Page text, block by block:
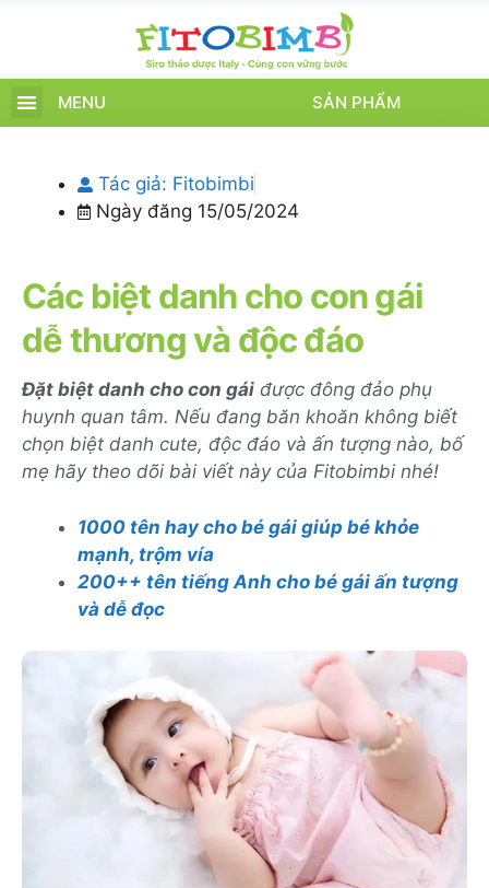
MENU SẢN PHẨM
Tác giả: Fitobimbi
Ngày đăng 15/05/2024
Các biệt danh cho con gái
dễ thương và độc đáo
Đặt biệt danh cho con gái được đông đảo phụ
huynh quan tâm. Nếu đang băn khoăn không biết
chọn biệt danh cute, độc đáo và ấn tượng nào, bố
mẹ hãy theo dõi bài viết này của Fitobimbi nhé!
1000 tên hay cho bé gái giúp bé khỏe
mạnh, trộm vía
200++ tên tiếng Anh cho bé gái ấn tượng
và dễ đọc